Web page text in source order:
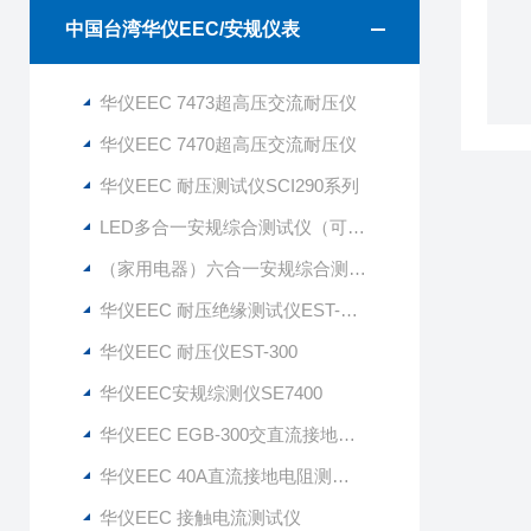
中国台湾华仪EEC/安规仪表
华仪EEC 7473超高压交流耐压仪
华仪EEC 7470超高压交流耐压仪
华仪EEC 耐压测试仪SCI290系列
LED多合一安规综合测试仪（可测调光）
（家用电器）六合一安规综合测试仪JHBY8155G JHBY8166
华仪EEC 耐压绝缘测试仪EST-330
华仪EEC 耐压仪EST-300
华仪EEC安规综测仪SE7400
华仪EEC EGB-300交直流接地电阻测试仪
华仪EEC 40A直流接地电阻测试仪ESD-140
华仪EEC 接触电流测试仪